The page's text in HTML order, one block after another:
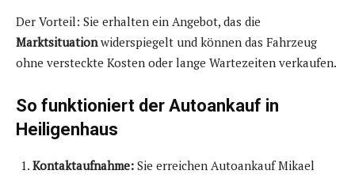
Der Vorteil: Sie erhalten ein Angebot, das die
Marktsituationwiderspiegelt und können das Fahrzeug
ohne versteckte Kosten oder lange Wartezeiten verkaufen.
So funktioniert der Autoankauf in
Heiligenhaus
Kontaktaufnahme: Sie erreichen Autoankauf Mikael